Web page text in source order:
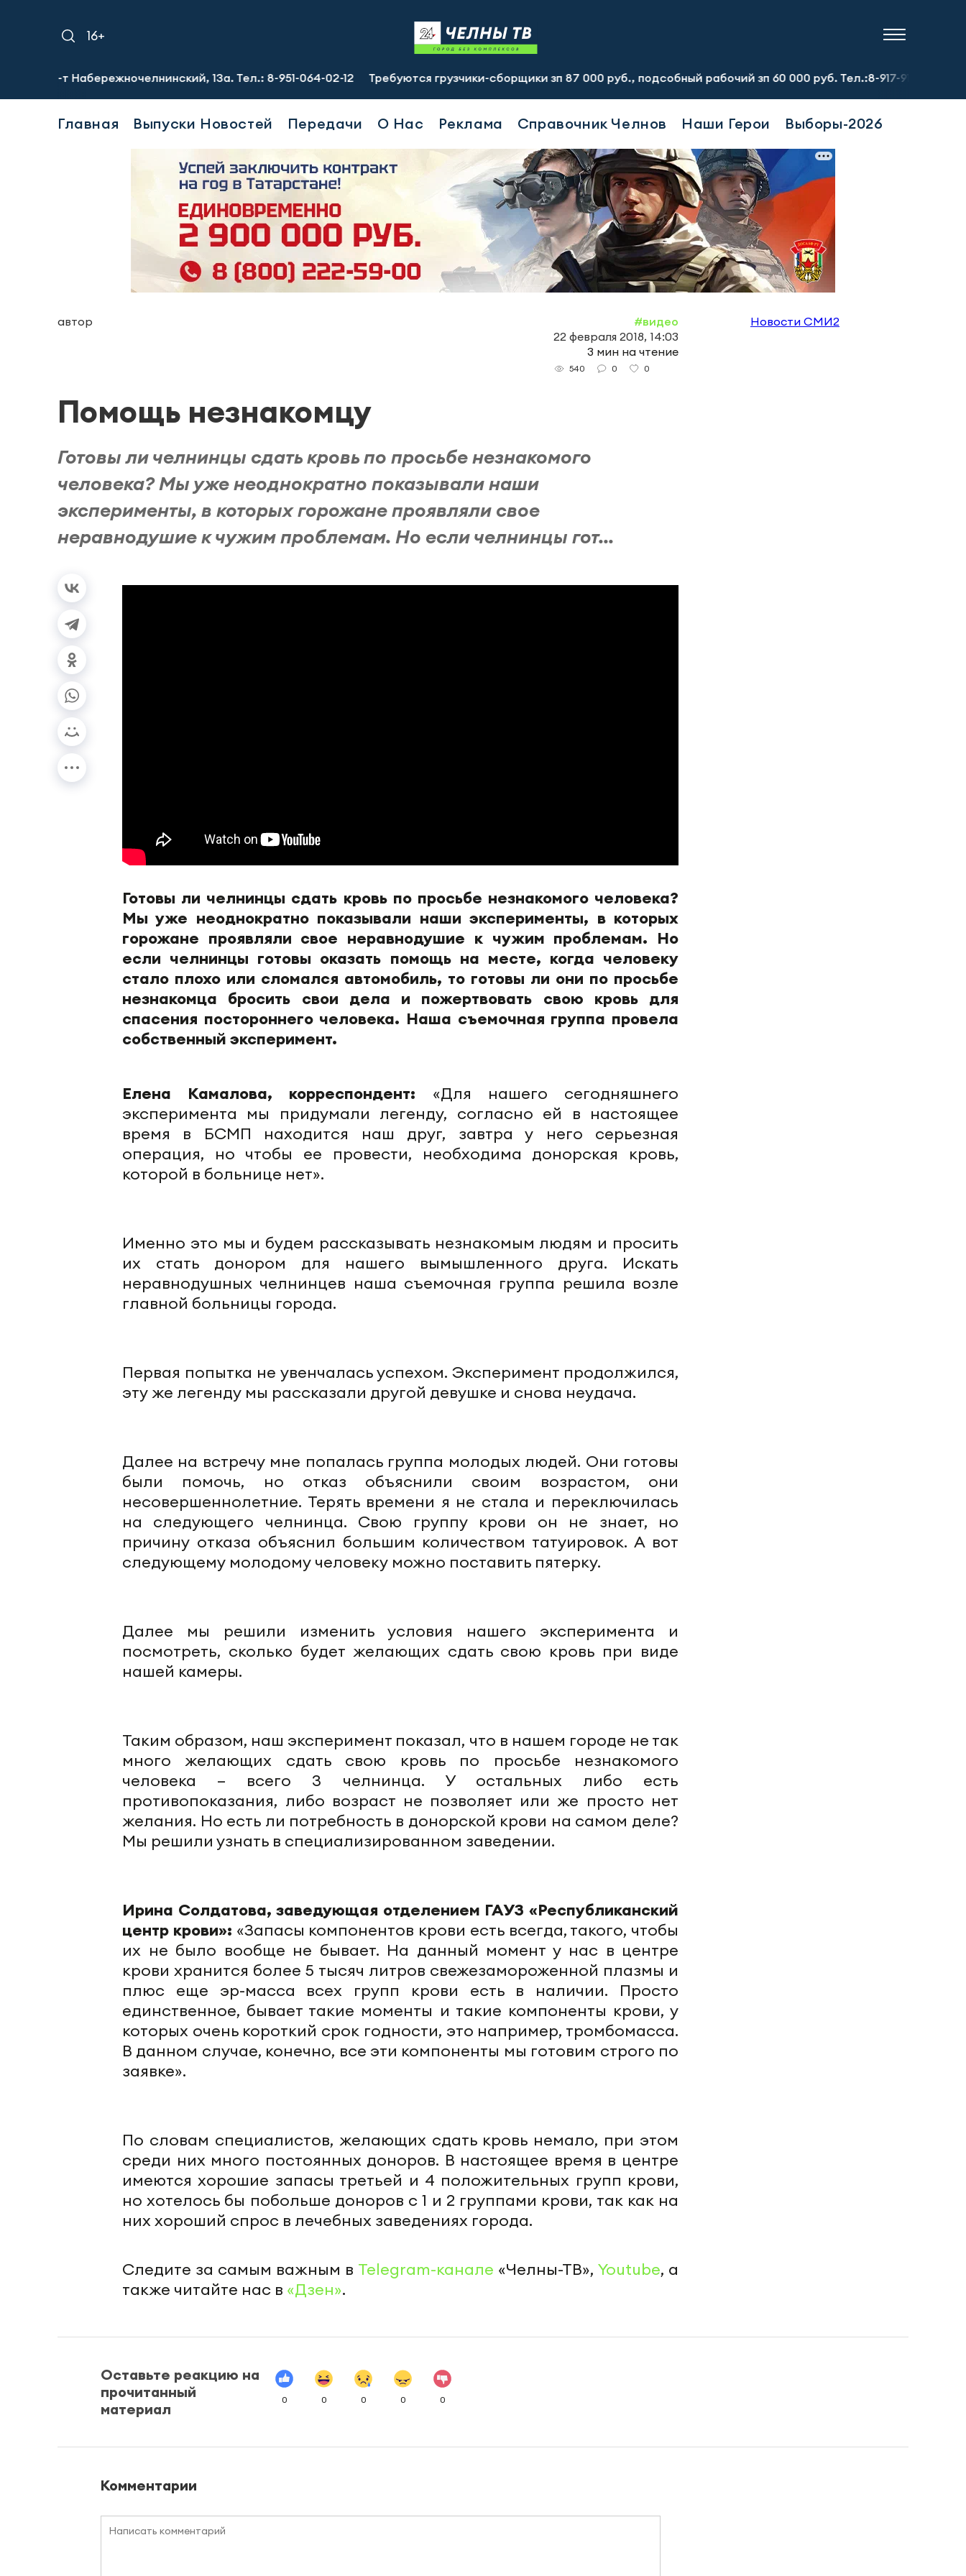
16+
Набережночелнинский, 13а. Тел.: 8-951-064-02-12 Требуются грузчики-сборщики зп 87 000 руб., подсобный рабочий зп 60 000 руб. Тел.:8-917-913-20-71
Главная Выпуски Новостей Передачи О Нас Реклама Справочник Челнов Наши Герои Выборы-2026
автор
#видео
22 февраля 2018, 14:03
3 мин на чтение
540 0 0
Помощь незнакомцу
Готовы ли челнинцы сдать кровь по просьбе незнакомого
человека? Мы уже неоднократно показывали наши
эксперименты, в которых горожане проявляли свое
неравнодушие к чужим проблемам. Но если челнинцы гот...
Готовы ли челнинцы сдать кровь по просьбе незнакомого человека?
Мы уже неоднократно показывали наши эксперименты, в которых
горожане проявляли свое неравнодушие к чужим проблемам. Но
если челнинцы готовы оказать помощь на месте, когда человеку
стало плохо или сломался автомобиль, то готовы ли они по просьбе
незнакомца бросить свои дела и пожертвовать свою кровь для
спасения постороннего человека. Наша съемочная группа провела
собственный эксперимент.
Елена Камалова, корреспондент: «Для нашего сегодняшнего
эксперимента мы придумали легенду, согласно ей в настоящее
время в БСМП находится наш друг, завтра у него серьезная
операция, но чтобы ее провести, необходима донорская кровь,
которой в больнице нет».
Именно это мы и будем рассказывать незнакомым людям и просить
их стать донором для нашего вымышленного друга. Искать
неравнодушных челнинцев наша съемочная группа решила возле
главной больницы города.
Первая попытка не увенчалась успехом. Эксперимент продолжился,
эту же легенду мы рассказали другой девушке и снова неудача.
Далее на встречумне попалась группа молодых людей. Они готовы
были помочь, но отказ объяснили своим возрастом, они
несовершеннолетние. Терять времени я не стала и переключилась
на следующего челнинца. Свою группу крови он не знает, но
причину отказа объяснил большим количеством татуировок. А вот
следующему молодому человеку можно поставить пятерку.
Далее мы решили изменить условия нашего эксперимента и
посмотреть, сколько будет желающих сдать свою кровь при виде
нашей камеры.
Таким образом, наш эксперимент показал, что в нашем городе не так
много желающих сдать свою кровь по просьбе незнакомого
человека – всего 3 челнинца. У остальных либо есть
противопоказания, либо возраст не позволяет или же просто нет
желания. Но есть ли потребность в донорской крови на самом деле?
Мы решили узнать в специализированном заведении.
Ирина Солдатова, заведующая отделением ГАУЗ «Республиканский
центр крови»: «Запасы компонентов крови есть всегда, такого, чтобы
их не было вообще не бывает. На данный момент у нас в центре
крови хранится более 5 тысяч литров свежезамороженной плазмы и
плюс еще эр-масса всех групп крови есть в наличии. Просто
единственное, бывает такие моменты и такие компоненты крови, у
которых очень короткий срок годности, это например, тромбомасса.
В данном случае, конечно, все эти компоненты мы готовим строго по
заявке».
По словам специалистов, желающих сдать кровь немало, при этом
среди них много постоянных доноров. В настоящее время в центре
имеются хорошие запасы третьей и 4 положительных групп крови,
но хотелось бы побольше доноров с 1 и 2 группами крови, так как на
них хороший спрос в лечебных заведениях города.
Следите за самым важным в Telegram-канале «Челны-ТВ», Youtube, а
также читайте нас в «Дзен».
Новости СМИ2
Оставьте реакцию на
прочитанный
материал
0 0 0 0 0
Комментарии